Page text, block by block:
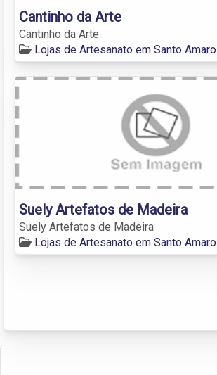
Cantinho da Arte
Cantinho da Arte
Lojas de Artesanato em Santo Amaro
Suely Artefatos de Madeira
Suely Artefatos de Madeira
Lojas de Artesanato em Santo Amaro